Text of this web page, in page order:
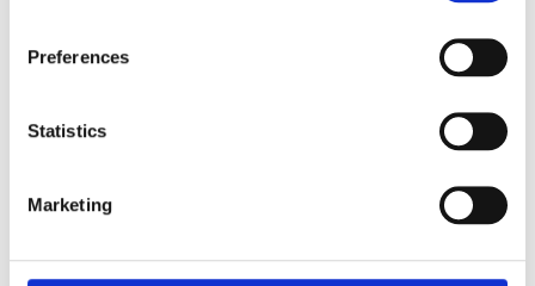
Preferences
Statistics
Marketing
Euroflex fallskyddsmatta 40
mm - för fallhöjd 1,2 meter
mm - för fallhöjd 1,5 meter
Euroflex fallskyddsmatta 60